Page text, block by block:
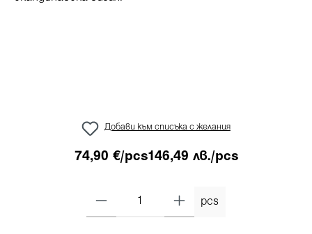
Добави към списъка с желания
74,90 €/pcs146,49 лв./pcs
pcs